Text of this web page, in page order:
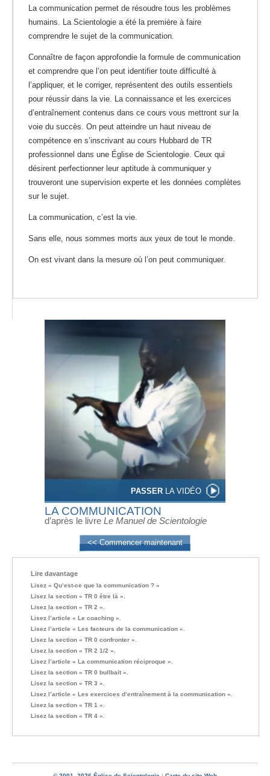
PASSER LA VIDÉO
LA COMMUNICATION
d’après le livre Le Manuel de Scientologie
<< Commencer maintenant
La communication permet de résoudre tous les problèmes
humains. La Scientologie a été la première à faire
comprendre le sujet de la communication.
Connaître de façon approfondie la formule de communication
et comprendre que l’on peut identifier toute difficulté à
l’appliquer, et le corriger, représentent des outils essentiels
pour réussir dans la vie. La connaissance et les exercices
d’entraînement contenus dans ce cours vous mettront sur la
voie du succès. On peut atteindre un haut niveau de
compétence en s’inscrivant au cours Hubbard de TR
professionnel dans une Église de Scientologie. Ceux qui
désirent perfectionner leur aptitude à communiquer y
trouveront une supervision experte et les données complètes
sur le sujet.
La communication, c’est la vie.
Sans elle, nous sommes morts aux yeux de tout le monde.
On est vivant dans la mesure où l’on peut communiquer.
Lire davantage
Lisez « Qu’est-ce que la communication ? »
Lisez la section « TR 0 être là ».
Lisez la section « TR 2 ».
Lisez l’article « Le coaching ».
Lisez l’article « Les facteurs de la communication ».
Lisez la section « TR 0 confronter ».
Lisez la section « TR 2 1/2 ».
Lisez l’article « La communication réciproque ».
Lisez la section « TR 0 bullbait ».
Lisez la section « TR 3 ».
Lisez l’article « Les exercices d’entraînement à la communication ».
Lisez la section « TR 1 ».
Lisez la section « TR 4 ».